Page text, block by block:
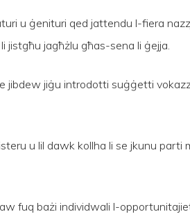
u ġenituri qed jattendu l-fiera
jistgħu jagħżlu għas-sena li ġejja.
jibdew jiġu introdotti suġġetti
u lil dawk kollha li se jkunu parti
fuq bażi individwali l-